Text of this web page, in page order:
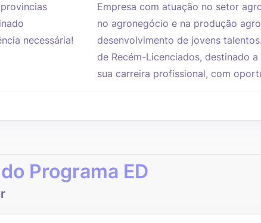
necessária!
Empresa com atuação no setor
no agronegócio e na produção
desenvolvimento de jovens
de Recém-Licenciados, destinado
sua carreira profissional, com
Programa ED